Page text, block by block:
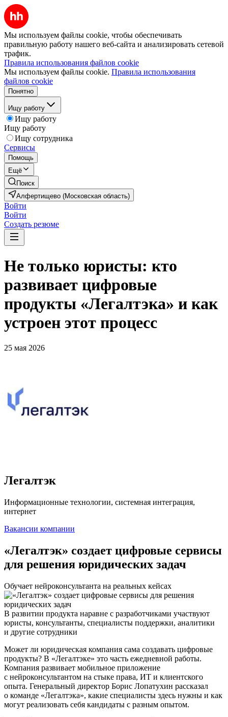
Мы используем файлы cookie, чтобы обеспечивать
правильную работу нашего веб-сайта и анализировать сетевой
трафик.
Правила использования файлов cookie
Мы используем файлы cookie. Правила использования
файлов cookie
Понятно
Ищу работу
Ищу работу
Ищу работу
Ищу сотрудника
Сервисы
Помощь
Ещё
Поиск
Алфертищево (Московская область)
Войти
Войти
Создать резюме
Не только юристы: кто
развивает цифровые
продукты «Легалтэка» и как
устроен этот процесс
25 мая 2026
Легалтэк
Информационные технологии, системная интеграция,
интернет
Вакансии компании
«Легалтэк» создает цифровые сервисы
для решения юридических задач
Обучает нейроконсультанта на реальных кейсах
В развитии продукта наравне с разработчиками участвуют
юристы, консультанты, специалисты поддержки, аналитики
и другие сотрудники
Может ли юридическая компания сама создавать цифровые
продукты? В «Легалтэке» это часть ежедневной работы.
Компания развивает мобильное приложение
с нейроконсультантом на стыке права, ИТ и клиентского
опыта. Генеральный директор Борис Лопатухин рассказал
о команде «Легалтэка», какие специалисты здесь нужны и как
могут реализовать себя кандидаты с разным опытом.